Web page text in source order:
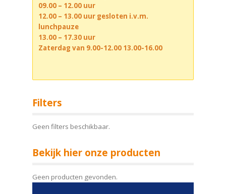
09.00 – 12.00 uur
12.00 – 13.00 uur gesloten i.v.m.
lunchpauze
13.00 – 17.30 uur
Zaterdag van 9.00-12.00 13.00-16.00
Filters
Geen filters beschikbaar.
Bekijk hier onze producten
Geen producten gevonden.